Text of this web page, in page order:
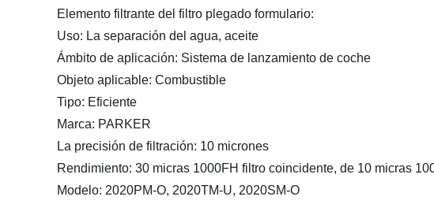
Elemento filtrante del filtro plegado formulario:
Uso: La separación del agua, aceite
Ámbito de aplicación: Sistema de lanzamiento de coche
Objeto aplicable: Combustible
Tipo: Eficiente
Marca: PARKER
La precisión de filtración: 10 micrones
Rendimiento: 30 micras 1000FH filtro coincidente, de 10 micras
Modelo: 2020PM-O, 2020TM-U, 2020SM-O